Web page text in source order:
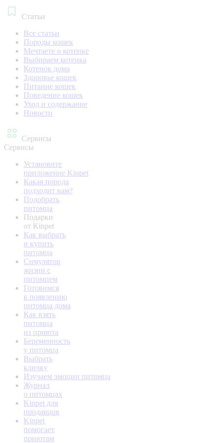
Статьи
Все статьи
Породы кошек
Мечтаете о котенке
Выбираем котенка
Котенок дома
Здоровье кошек
Питание кошек
Поведение кошек
Уход и содержание
Новости
Сервисы
Сервисы
Установите
приложение Kinpet
Какая порода
подходит вам?
Подобрать
питомца
Подарки
от Kinpet
Как выбрать
и купить
питомца
Симулятор
жизни с
питомцем
Готовимся
к появлению
питомца дома
Как взять
питомца
из приюта
Беременность
у питомца
Выбрать
кличку
Изучаем эмоции питомца
Журнал
о питомцах
Kinpet для
продавцов
Kinpet
помогает
приютам